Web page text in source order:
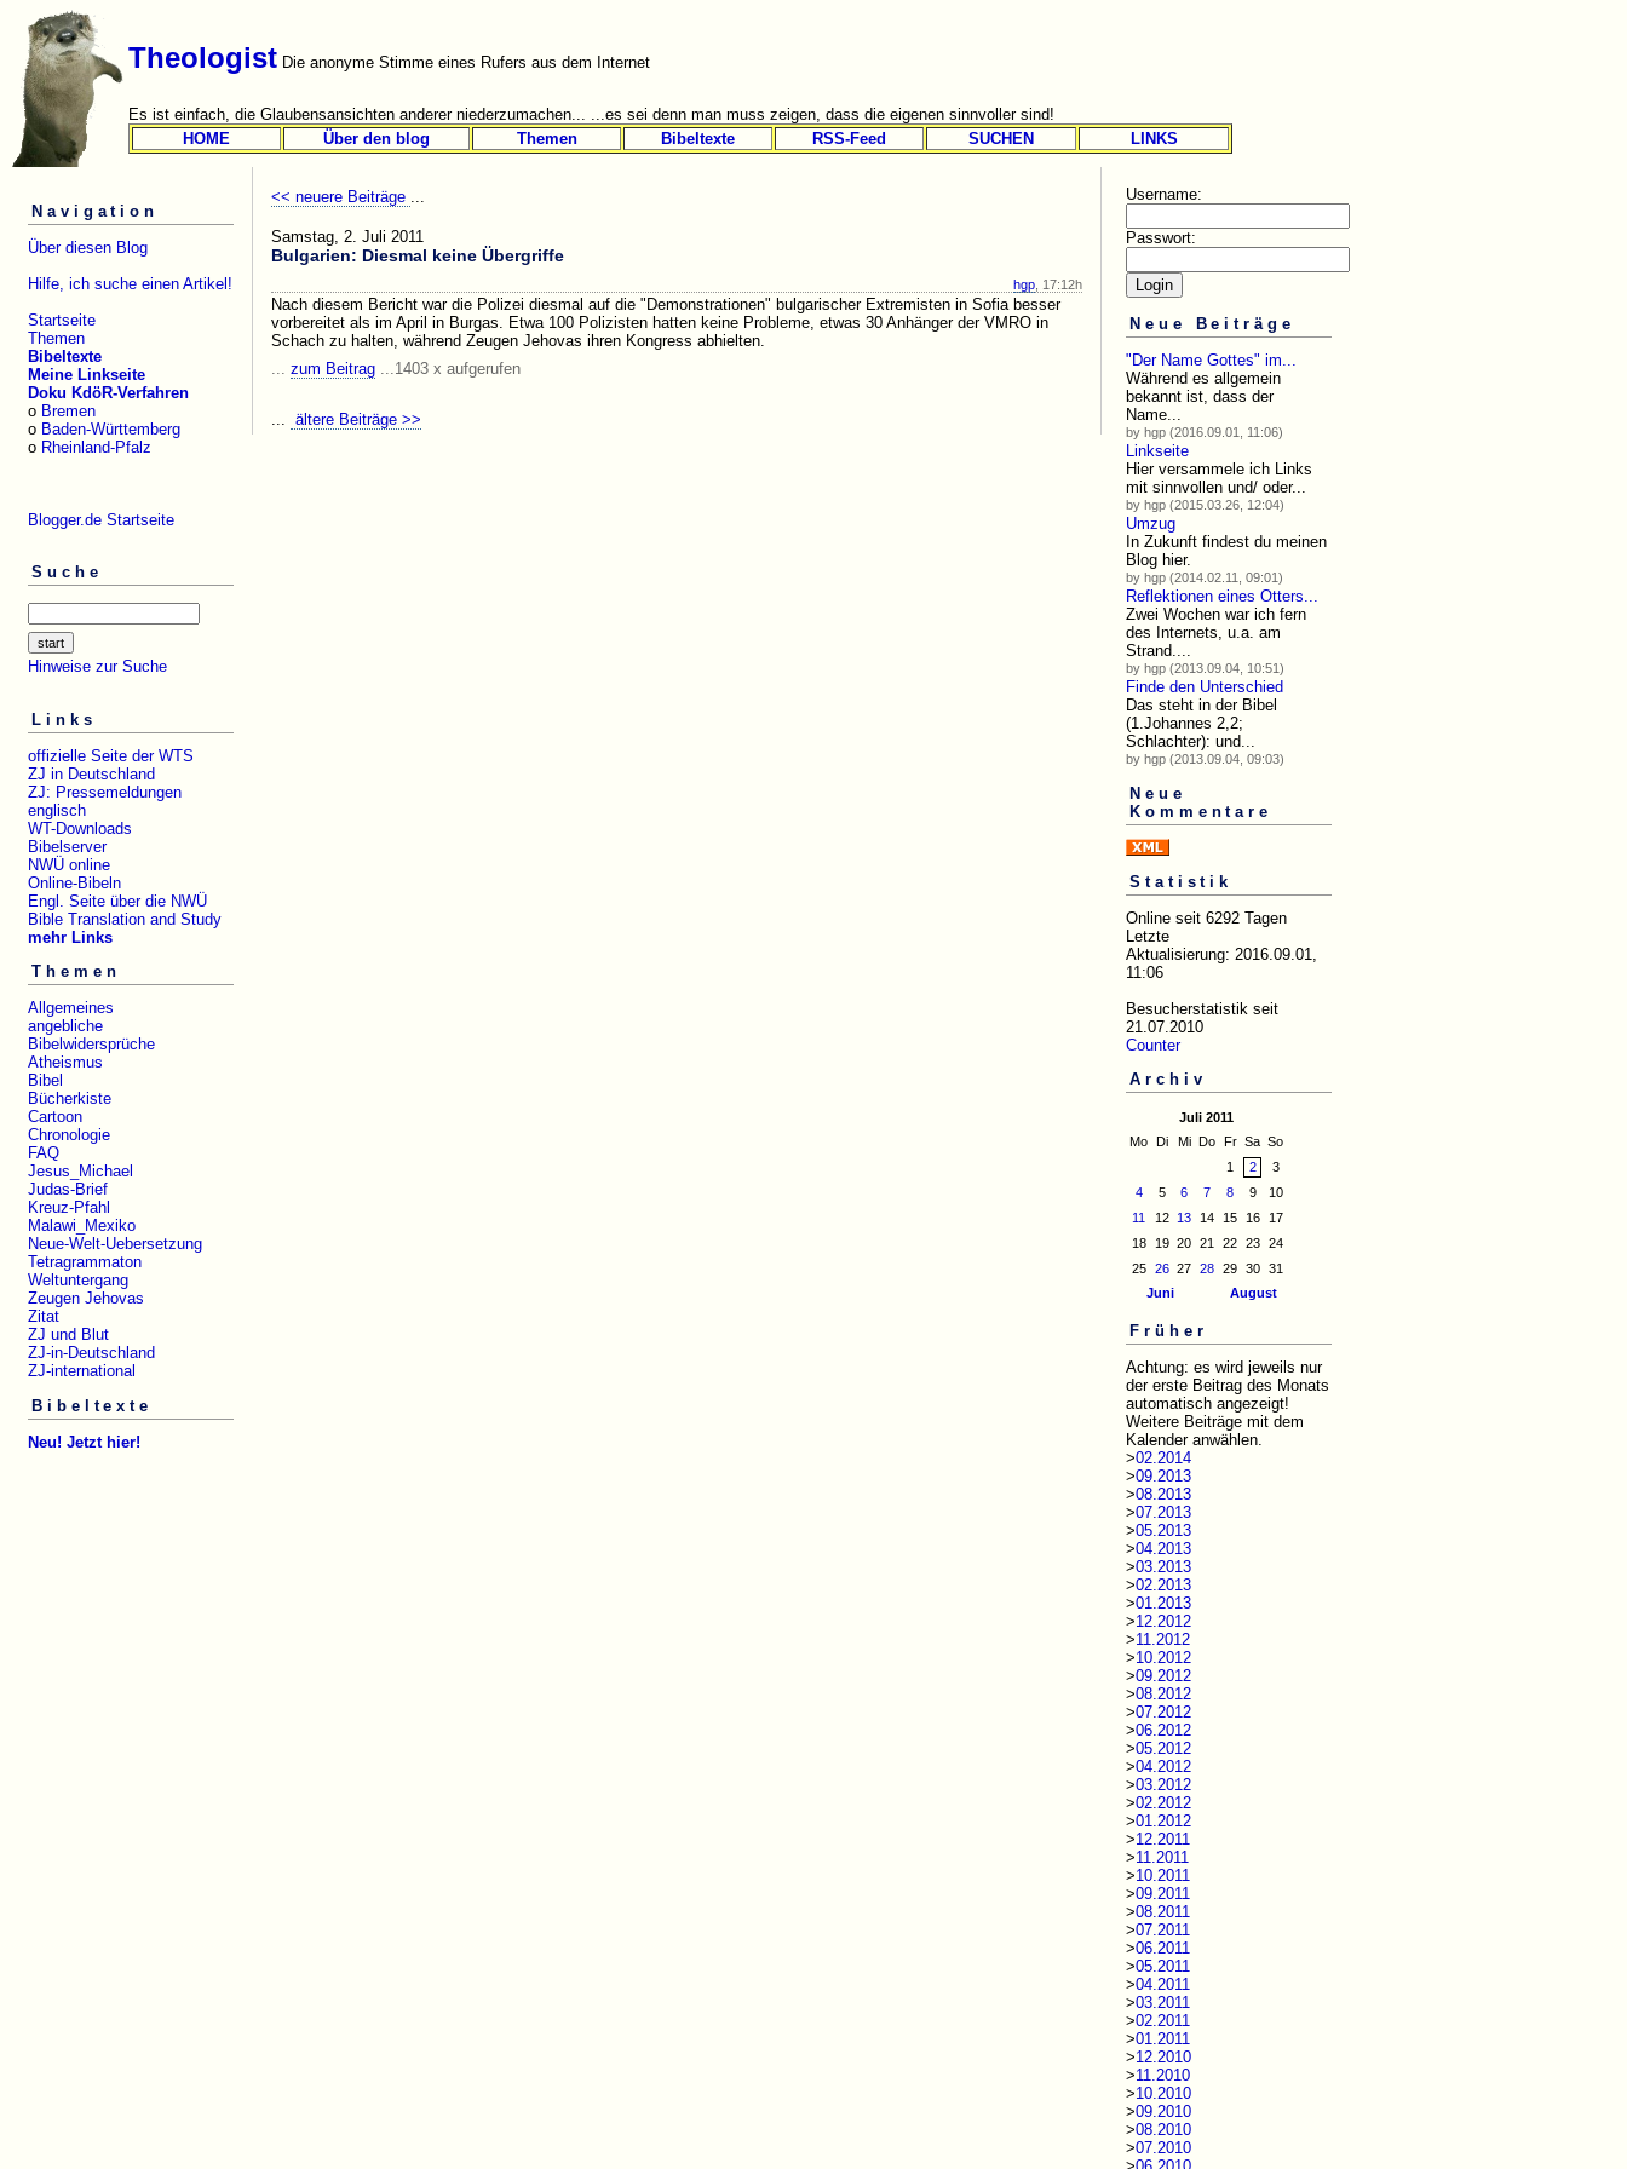
Theologist Die anonyme Stimme eines Rufers aus dem Internet
Es ist einfach, die Glaubensansichten anderer niederzumachen... ...es sei denn man muss zeigen, dass die eigenen sinnvoller sind!
HOME
Über den blog Themen Bibeltexte RSS-Feed SUCHEN LINKS
Navigation
Über diesen Blog
Hilfe, ich suche einen Artikel!
Startseite
Themen
Bibeltexte
Meine Linkseite
Doku KdöR-Verfahren
o Bremen
o Baden-Württemberg
o Rheinland-Pfalz
Blogger.de Startseite
Suche
Hinweise zur Suche
Links
offizielle Seite der WTS
ZJ in Deutschland
ZJ: Pressemeldungen
englisch
WT-Downloads
Bibelserver
NWÜ online
Online-Bibeln
Engl. Seite über die NWÜ
Bible Translation and Study
mehr Links
Themen
Allgemeines
angebliche
Bibelwidersprüche
Atheismus
Bibel
Bücherkiste
Cartoon
Chronologie
FAQ
Jesus_Michael
Judas-Brief
Kreuz-Pfahl
Malawi_Mexiko
Neue-Welt-Uebersetzung
Tetragrammaton
Weltuntergang
Zeugen Jehovas
Zitat
ZJ und Blut
ZJ-in-Deutschland
ZJ-international
Bibeltexte
Neu! Jetzt hier!
<< neuere Beiträge ...
Samstag, 2. Juli 2011
Bulgarien: Diesmal keine Übergriffe
hgp , 17:12h
Nach diesem Bericht war die Polizei diesmal auf die "Demonstrationen" bulgarischer Extremisten in Sofia besser
vorbereitet als im April in Burgas. Etwa 100 Polizisten hatten keine Probleme, etwas 30 Anhänger der VMRO in
Schach zu halten, während Zeugen Jehovas ihren Kongress abhielten.
... zum Beitrag ...1403 x aufgerufen
... ältere Beiträge >>
Username:
Passwort:
Neue Beiträge
"Der Name Gottes" im...
Während es allgemein
bekannt ist, dass der
Name...
by hgp (2016.09.01, 11:06)
Linkseite
Hier versammele ich Links
mit sinnvollen und/ oder...
by hgp (2015.03.26, 12:04)
Umzug
In Zukunft findest du meinen
Blog hier.
by hgp (2014.02.11, 09:01)
Reflektionen eines Otters...
Zwei Wochen war ich fern
des Internets, u.a. am
Strand....
by hgp (2013.09.04, 10:51)
Finde den Unterschied
Das steht in der Bibel
(1.Johannes 2,2;
Schlachter): und...
by hgp (2013.09.04, 09:03)
Neue
Kommentare
Statistik
Online seit 6292 Tagen
Letzte
Aktualisierung: 2016.09.01,
11:06
Besucherstatistik seit
21.07.2010
Counter
Archiv
Juli 2011
Mo
Di Mi Do Fr Sa So
1
2
3
4
5 6 7 8 9
10
11
12 13 14 15 16
17
18
19 20 21 22 23
24
25
26 27 28 29 30
31
Juni
August
Früher
Achtung: es wird jeweils nur
der erste Beitrag des Monats
automatisch angezeigt!
Weitere Beiträge mit dem
Kalender anwählen.
>02.2014
>09.2013
>08.2013
>07.2013
>05.2013
>04.2013
>03.2013
>02.2013
>01.2013
>12.2012
>11.2012
>10.2012
>09.2012
>08.2012
>07.2012
>06.2012
>05.2012
>04.2012
>03.2012
>02.2012
>01.2012
>12.2011
>11.2011
>10.2011
>09.2011
>08.2011
>07.2011
>06.2011
>05.2011
>04.2011
>03.2011
>02.2011
>01.2011
>12.2010
>11.2010
>10.2010
>09.2010
>08.2010
>07.2010